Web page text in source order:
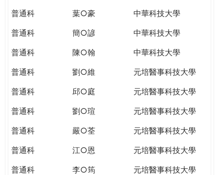
普通科
葉○豪
中華科技大學
普通科
簡○諺
中華科技大學
普通科
陳○翰
中華科技大學
普通科
劉○維
元培醫事科技大學
普通科
邱○庭
元培醫事科技大學
普通科
劉○瑄
元培醫事科技大學
普通科
嚴○荃
元培醫事科技大學
普通科
江○恩
元培醫事科技大學
普通科
李○筠
元培醫事科技大學